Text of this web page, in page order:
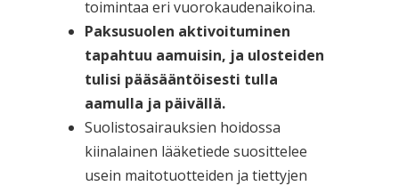
toimintaa eri vuorokaudenaikoina.
Paksusuolen aktivoituminen
tapahtuu aamuisin, ja ulosteiden
tulisi pääsääntöisesti tulla
aamulla ja päivällä.
Suolistosairauksien hoidossa
kiinalainen lääketiede suosittelee
usein maitotuotteiden ja tiettyjen